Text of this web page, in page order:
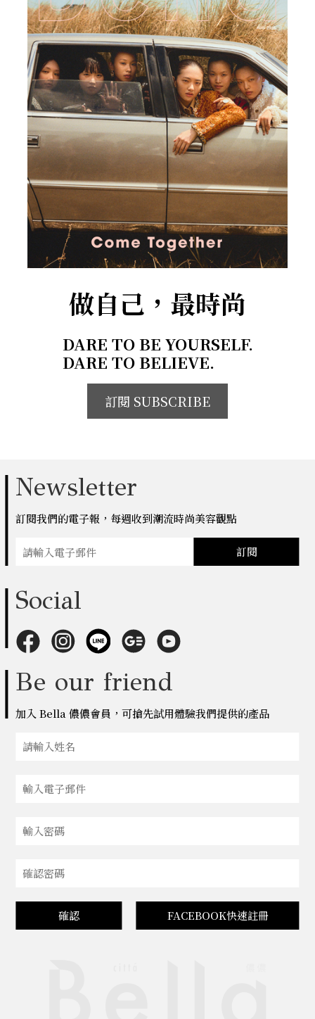
做自己，最時尚
DARE TO BE YOURSELF.
DARE TO BELIEVE.
訂閱 SUBSCRIBE
Newsletter
訂閱我們的電子報，每週收到潮流時尚美容觀點
訂閱
Social
Be our friend
加入 Bella 儂儂會員，可搶先試用體驗我們提供的產品
確認 FACEBOOK快速註冊